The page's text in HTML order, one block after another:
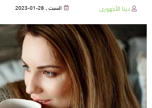
دينا الأجهورى السبت , 28-01-2023